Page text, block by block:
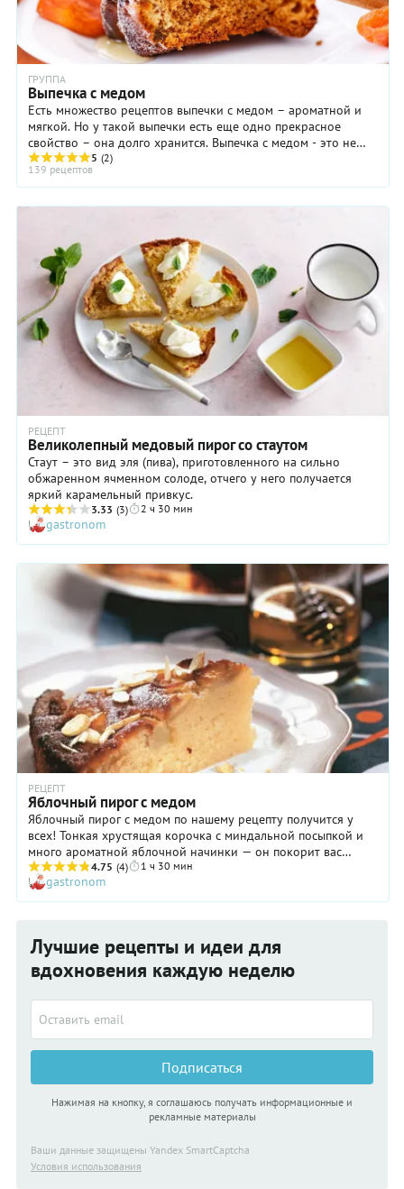
ГРУППА
Выпечка с медом
Есть множество рецептов выпечки с медом – ароматной и
мягкой. Но у такой выпечки есть еще одно прекрасное
свойство – она долго хранится. Выпечка с медом - это не
только кексы и коврижки, ...
5 (2)
139 рецептов
РЕЦЕПТ
Великолепный медовый пирог со стаутом
Стаут – это вид эля (пива), приготовленного на сильно
обжаренном ячменном солоде, отчего у него получается
яркий карамельный привкус.
3.33 (3) 2 ч 30 мин
gastronom
РЕЦЕПТ
Яблочный пирог с медом
Яблочный пирог с медом по нашему рецепту получится у
всех! Тонкая хрустящая корочка с миндальной посыпкой и
много ароматной яблочной начинки — он покорит вас
своим вкусом и ароматом с первого кусочка! А после ночи,
проведенной в холодильнике, станет еще вкуснее! Пирог
очень прост в приготовлении, поэтому не сомневайтесь ни
пирог проведет в духовке, а вы — в его томительном
ожидании.
4.75 (4) 1 ч 30 мин
gastronom
Лучшие рецепты и идеи для
вдохновения каждую неделю
Подписаться
Нажимая на кнопку, я соглашаюсь получать информационные и
рекламные материалы
Ваши данные защищены Yandex SmartCaptcha
Условия использования